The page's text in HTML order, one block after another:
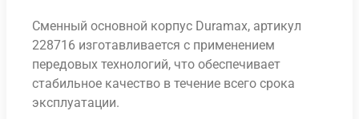
Сменный основной корпус Duramax, артикул
228716 изготавливается с применением
передовых технологий, что обеспечивает
стабильное качество в течение всего срока
эксплуатации.